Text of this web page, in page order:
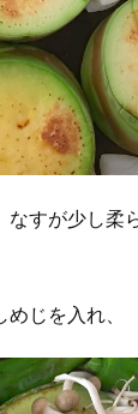
すが少し柔
じを入れ、